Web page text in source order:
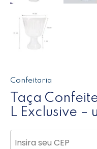
Confeitaria
Taça
L Exclusive –